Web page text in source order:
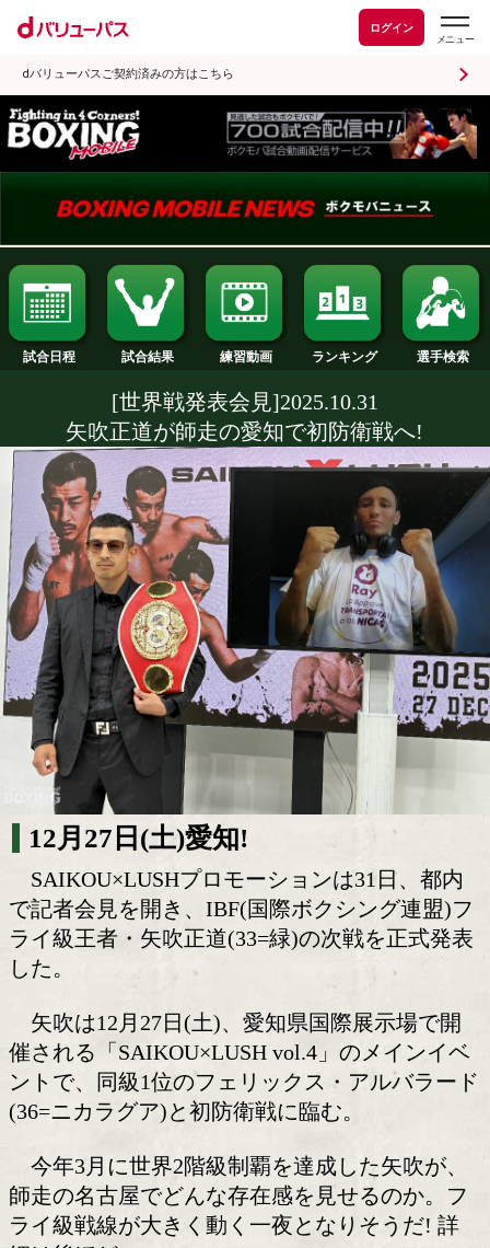
ログイン
dバリューパスご契約済みの方はこちら
試合日程 試合結果 練習動画 ランキング
[世界戦発表会見]2025.10.31
矢吹正道が師走の愛知で初防衛戦
12月27日(土)愛知!
SAIKOU×LUSHプロモーションは31日
で記者会見を開き、IBF(国際ボクシン
ライ級王者・矢吹正道(33=緑)の次戦を
した。
矢吹は12月27日(土)、愛知県国際展示